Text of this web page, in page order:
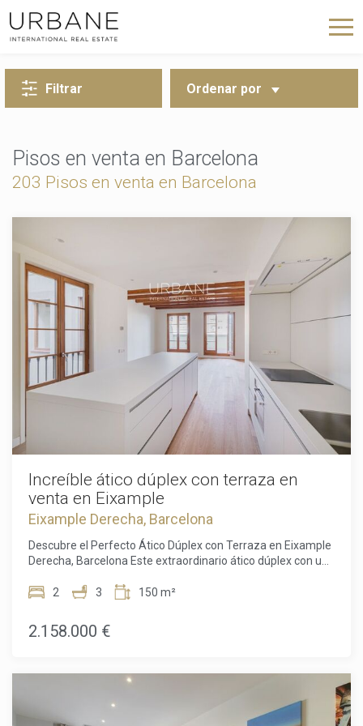
Filtrar Ordenar por
Pisos en venta en Barcelona
203 Pisos en venta en Barcelona
Increíble ático dúplex con terraza en
venta en Eixample
Eixample Derecha, Barcelona
Descubre el Perfecto Ático Dúplex con Terraza en Eixample
Derecha, Barcelona Este extraordinario ático dúplex con una
codiciado distrito de Eixample Derecha de Barcelona.
recién renovada ofrece una ubicación privilegiada, a tan
solo una calle del famoso Passeig de Gracia y a pocos
rodeado de una gran variedad de tiendas, bares y
restaurantes, con acceso conveniente a múltiples líneas de
metro y autobús para explorar fácilmente la ciudad.
2 3 150 m²
2.158.000 €